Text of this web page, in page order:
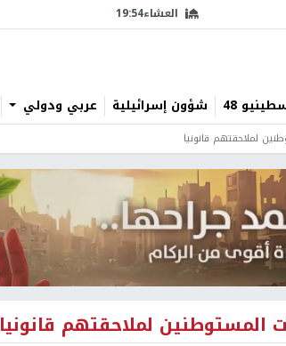
العشاء19:54
48 شؤون إسرائيلية عربي ودولي
لملاحقتهم قانونيا
المستوطنين لملاحقتهم قانونيا